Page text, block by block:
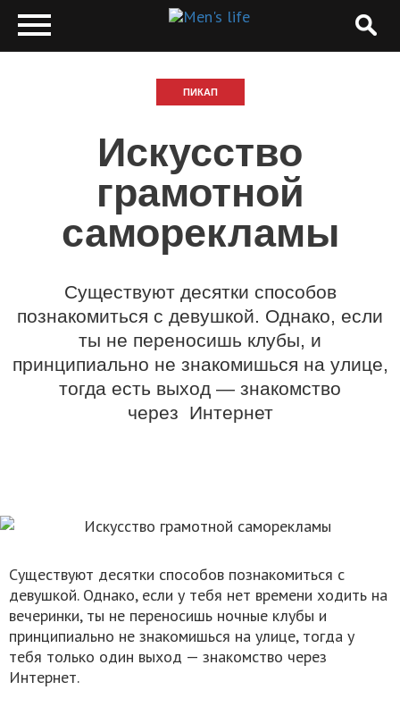
ПИКАП
Искусство
грамотной
саморекламы
Существуют десятки способов
познакомиться с девушкой. Однако, если
ты не переносишь клубы, и
принципиально не знакомишься на улице,
тогда есть выход — знакомство
через Интернет
Существуют десятки способов познакомиться с
девушкой. Однако, если у тебя нет времени ходить на
вечеринки, ты не переносишь ночные клубы и
принципиально не знакомишься на улице, тогда у
тебя только один выход — знакомство через
Интернет.